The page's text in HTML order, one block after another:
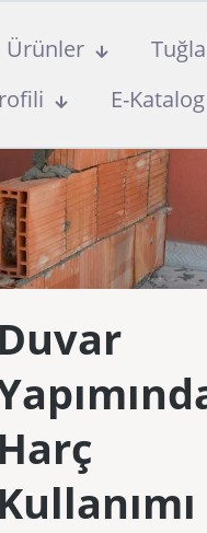
Ürünler
E-Katalog
Duvar
Harç
Kullanımı